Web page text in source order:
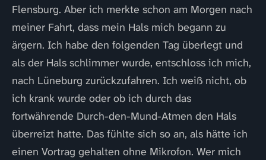
Flensburg. Aber ich merkte schon am Morgen nach
meiner Fahrt, dass mein Hals mich begann zu
ärgern. Ich habe den folgenden Tag überlegt und
als der Hals schlimmer wurde, entschloss ich mich,
nach Lüneburg zurückzufahren. Ich weiß nicht, ob
ich krank wurde oder ob ich durch das
fortwährende Durch-den-Mund-Atmen den Hals
überreizt hatte. Das fühlte sich so an, als hätte ich
einen Vortrag gehalten ohne Mikrofon. Wer mich